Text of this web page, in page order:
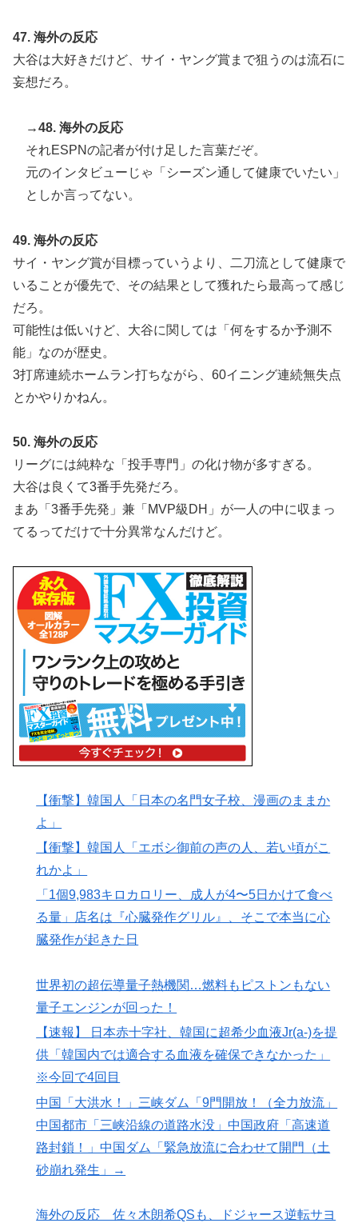
47. 海外の反応
大谷は大好きだけど、サイ・ヤング賞まで狙うのは流石に
妄想だろ。
→48. 海外の反応
それESPNの記者が付け足した言葉だぞ。
元のインタビューじゃ「シーズン通して健康でいたい」
としか言ってない。
49. 海外の反応
サイ・ヤング賞が目標っていうより、二刀流として健康で
いることが優先で、その結果として獲れたら最高って感じ
だろ。
可能性は低いけど、大谷に関しては「何をするか予測不
能」なのが歴史。
3打席連続ホームラン打ちながら、60イニング連続無失点
とかやりかねん。
50. 海外の反応
リーグには純粋な「投手専門」の化け物が多すぎる。
大谷は良くて3番手先発だろ。
まあ「3番手先発」兼「MVP級DH」が一人の中に収まっ
てるってだけで十分異常なんだけど。
【衝撃】韓国人「日本の名門女子校、漫画のままか
よ」
【衝撃】韓国人「エボシ御前の声の人、若い頃がこ
れかよ」
「1個9,983キロカロリー、成人が4〜5日かけて食べ
る量」店名は『心臓発作グリル』、そこで本当に心
臓発作が起きた日
世界初の超伝導量子熱機関…燃料もピストンもない
量子エンジンが回った！
【速報】 日本赤十字社、韓国に超希少血液Jr(a-)を提
供「韓国内では適合する血液を確保できなかった」
※今回で4回目
中国「大洪水！」三峡ダム「9門開放！（全力放流」
中国都市「三峡沿線の道路水没」中国政府「高速道
路封鎖！」中国ダム「緊急放流に合わせて開門（土
砂崩れ発生」→
海外の反応 佐々木朗希QSも、ドジャース逆転サヨ